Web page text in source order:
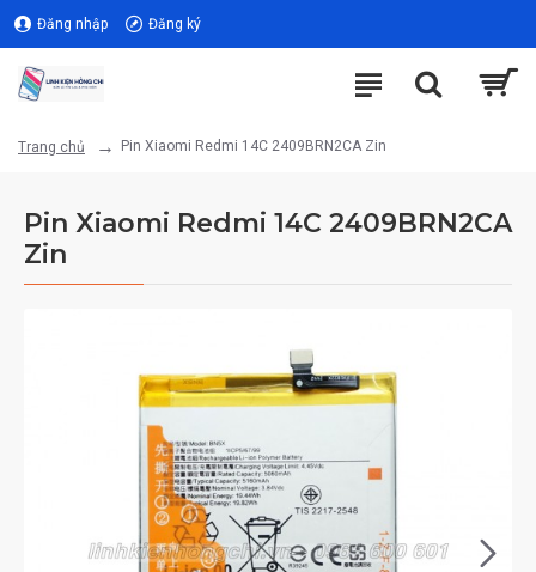
Đăng nhập Đăng ký
Trang chủ Pin Xiaomi Redmi 14C 2409BRN2CA Zin
Pin Xiaomi Redmi 14C 2409BRN2CA
Zin